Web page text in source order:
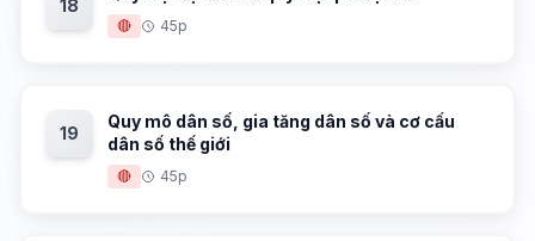
18
🔴 45p
19
Quy mô dân số, gia tăng dân số và cơ cấu
dân số thế giới
🔴 45p